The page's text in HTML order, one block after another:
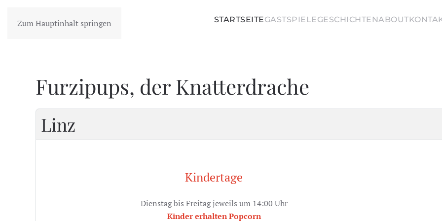
Zum Hauptinhalt springen STARTSEITEGASTSPIELEGESCHICHTENABOUT
Furzipups, der Knatterdrache
Linz
Kindertage
Dienstag bis Freitag jeweils um 14:00 Uhr
Kinder erhalten Popcorn